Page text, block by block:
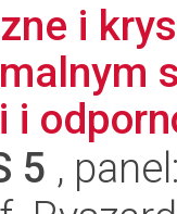
i
i
5 ,